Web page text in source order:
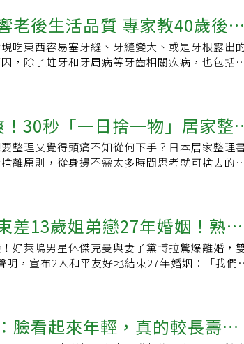
老後生活品質 專家教40歲後就
吃東西容易塞牙縫、牙縫變大、或是牙根露出
，除了蛀牙和牙周病等牙齒相關疾病，也包括
30秒「一日捨一物」居家整
整理又覺得頭痛不知從何下手？日本居家整理
離原則，從身邊不需太多時間思考就可捨去的
差13歲姐弟戀27年婚姻！熟年
：50歲是重新檢視人生的關鍵
好萊塢男星休傑克曼與妻子黛博拉驚爆離婚，
，宣布2人和平友好地結束27年婚姻：「我們
臉看起來年輕，真的較長壽！